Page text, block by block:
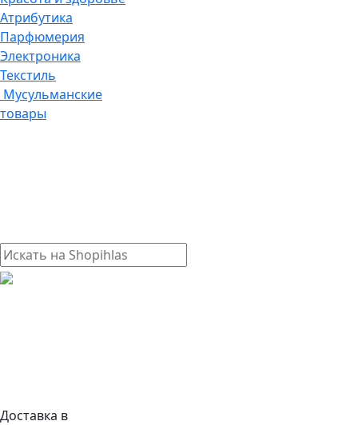
Атрибутика
Парфюмерия
Электроника
Текстиль
Мусульманские
товары
Доставка в